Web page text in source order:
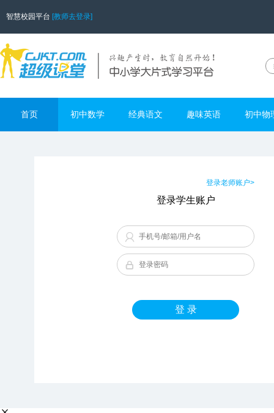
智慧校园平台 [教师去登录]
首页 初中数学 经典语文 趣味英语 初中物
登录老师账户>
登录学生账户
登 录